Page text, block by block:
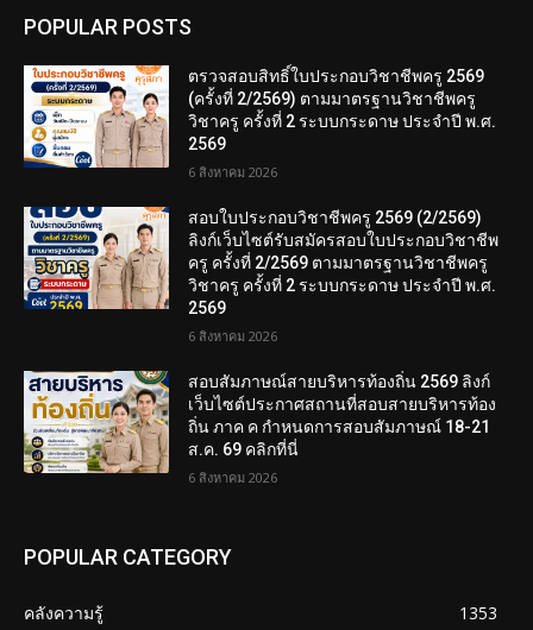
POPULAR POSTS
ตรวจสอบสิทธิ์ใบประกอบวิชาชีพครู 2569
(ครั้งที่ 2/2569) ตามมาตรฐานวิชาชีพครู
วิชาครู ครั้งที่ 2 ระบบกระดาษ ประจำปี พ.ศ.
2569
6 สิงหาคม 2026
สอบใบประกอบวิชาชีพครู 2569 (2/2569)
ลิงก์เว็บไซต์รับสมัครสอบใบประกอบวิชาชีพ
ครู ครั้งที่ 2/2569 ตามมาตรฐานวิชาชีพครู
วิชาครู ครั้งที่ 2 ระบบกระดาษ ประจำปี พ.ศ.
2569
6 สิงหาคม 2026
สอบสัมภาษณ์สายบริหารท้องถิ่น 2569 ลิงก์
เว็บไซต์ประกาศสถานที่สอบสายบริหารท้อง
ถิ่น ภาค ค กำหนดการสอบสัมภาษณ์ 18-21
ส.ค. 69 คลิกที่นี่
6 สิงหาคม 2026
POPULAR CATEGORY
คลังความรู้
1353